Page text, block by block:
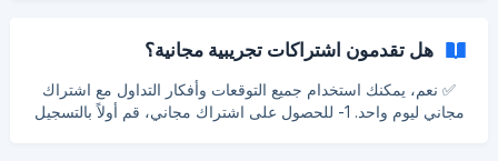
هل تقدمون اشتراكات تجريبية مجانية؟
✅ نعم، يمكنك استخدام جميع التوقعات وأفكار التداول مع اشتراك
مجاني ليوم واحد. 1- للحصول على اشتراك مجاني، قم أولاً بالتسجيل